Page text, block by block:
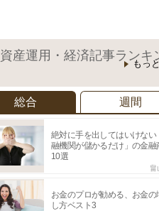
資産運用・経済記事ランキ
もっ
総合 週間
絶対に手を出してはいけない
融機関が儲かるだけ」の金融
10選
畠
お金のプロが勧める、お金の
し方ベスト3